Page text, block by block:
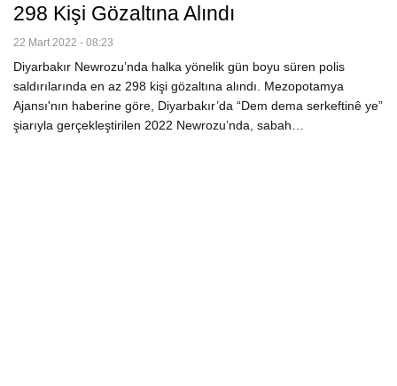
298 Kişi Gözaltına Alındı
22 Mart 2022 - 08:23
Diyarbakır Newrozu’nda halka yönelik gün boyu süren polis
saldırılarında en az 298 kişi gözaltına alındı. Mezopotamya
Ajansı'nın haberine göre, Diyarbakır’da “Dem dema serkeftinê ye”
şiarıyla gerçekleştirilen 2022 Newrozu’nda, sabah…